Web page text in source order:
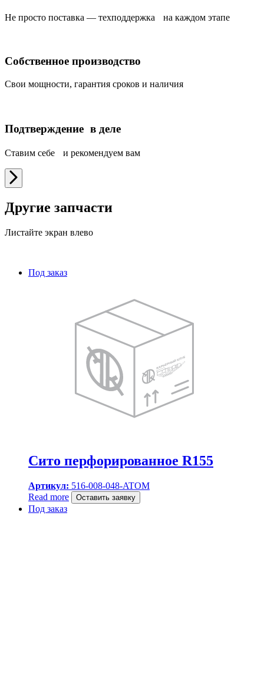
Не просто поставка — техподдержка на каждом этапе
Собственное производство
Свои мощности, гарантия сроков и наличия
Подтверждение в деле
Ставим себе и рекомендуем вам
Другие запчасти
Листайте экран влево
Под заказ
Сито перфорированное R155
Артикул: 516-008-048-ATOM
Read more
Оставить заявку
Под заказ